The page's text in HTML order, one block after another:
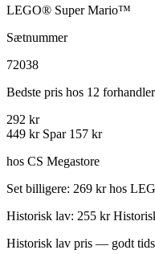
LEGO® Super Mario™
Sætnummer
72038
Bedste pris hos 12
292 kr
449 kr Spar 157 kr
hos CS Megastore
Set billigere: 269 kr hos
Historisk lav: 255 kr
Historisk lav pris — godt